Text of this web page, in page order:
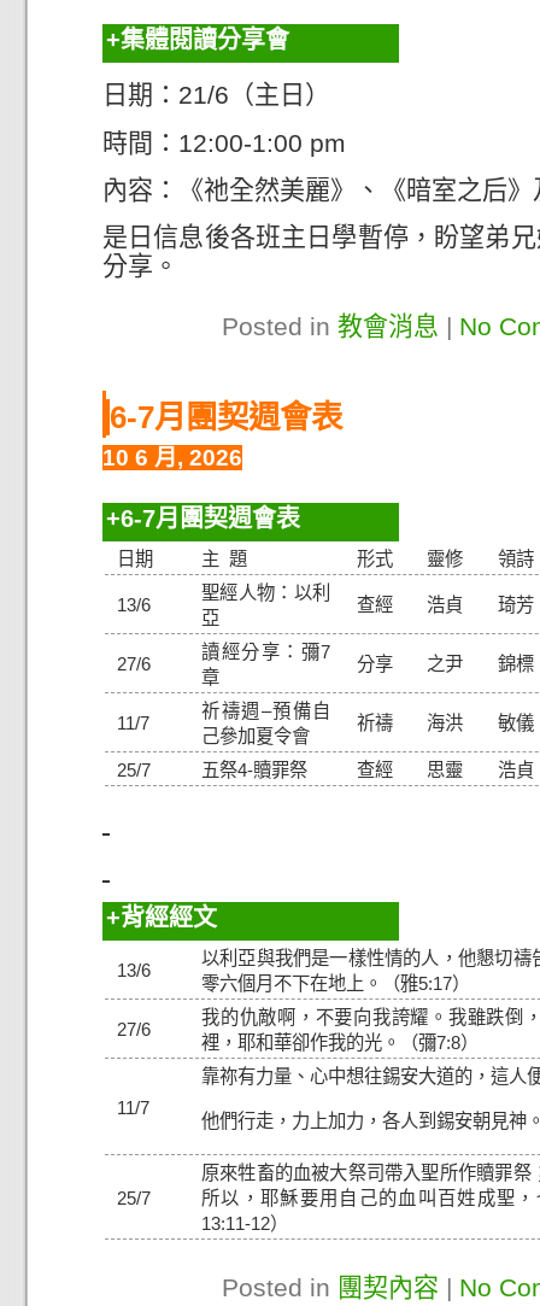
集體閱讀分享會
日期：21/6（主日）
時間：12:00-1:00 pm
內容：《祂全然美麗》、《暗室之后
是日信息後各班主日學暫停，盼望弟
分享。
Posted in 教會消息 | No
6-7月團契週會表
10 6 月, 2026
6-7月團契週會表
日期 主 題 形式 靈修 領詩
13/6
聖經人物：以利
亞
查經 浩貞 琦芳
27/6
讀經分享：彌7
章
分享 之尹 錦標
11/7
祈禱週–預備自
己參加夏令會
祈禱 海洪 敏儀
25/7 五祭4-贖罪祭 查經 思靈 浩貞
背經經文
13/6
以利亞與我們是一樣性情的人，他懇切禱
零六個月不下在地上。（雅5:17）
27/6
我的仇敵啊，不要向我誇耀。我雖跌倒
裡，耶和華卻作我的光。（彌7:8）
11/7
靠祢有力量、心中想往錫安大道的，這人
他們行走，力上加力，各人到錫安朝見神
25/7
原來牲畜的血被大祭司帶入聖所作贖罪祭
所以，耶穌要用自己的血叫百姓成聖
13:11-12）
Posted in 團契內容 | No